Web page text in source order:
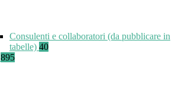
Consulenti e collaboratori (da pubblicare in
tabelle) 40
895